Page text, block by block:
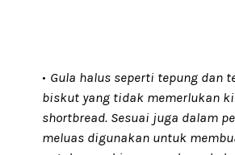
Gula halus seperti tepung dan
biskut yang tidak memerlukan
shortbread. Sesuai juga dalam
meluas digunakan untuk